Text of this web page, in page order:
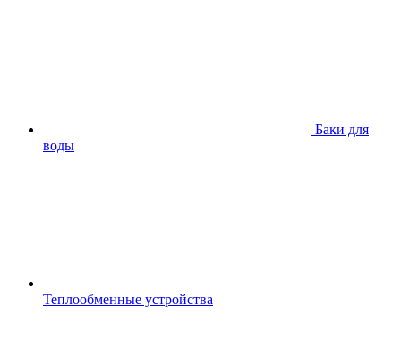
Баки для
воды
Теплообменные устройства